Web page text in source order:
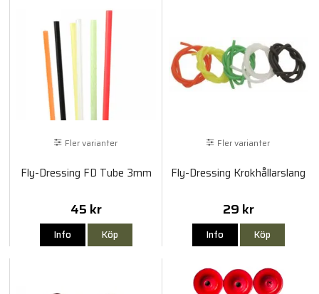
Fler varianter
Fly-Dressing FD Tube 3mm
45 kr
Info Köp
Fler varianter
Fly-Dressing Krokhållarslang
29 kr
Info Köp